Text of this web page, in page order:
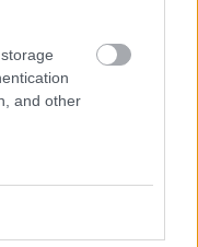
and other
του Ιονίου / Πηγή: